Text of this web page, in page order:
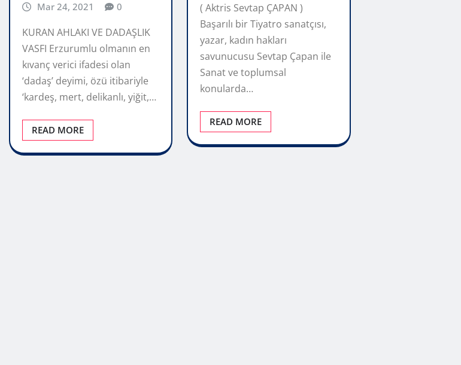
Mar 24, 2021
0
KURAN AHLAKI VE DADAŞLIK
VASFI Erzurumlu olmanın en
kıvanç verici ifadesi olan
‘dadaş’ deyimi, özü itibariyle
‘kardeş, mert, delikanlı, yiğit,…
READ MORE
( Aktris Sevtap ÇAPAN )
Başarılı bir Tiyatro sanatçısı,
yazar, kadın hakları
savunucusu Sevtap Çapan ile
Sanat ve toplumsal
konularda…
READ MORE